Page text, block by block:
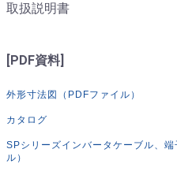
取扱説明書
[PDF資料]
外形寸法図（PDFファイル）
カタログ
SPシリーズインバータケーブル、
ル）